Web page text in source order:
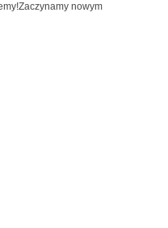
nowym